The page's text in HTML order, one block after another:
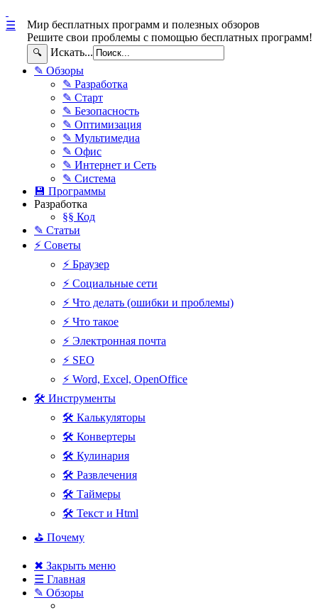
Мир бесплатных программ и полезных обзоров
Решите свои проблемы с помощью бесплатных программ!
🔍 Искать...
☰
✎ Обзоры
✎ Разработка
✎ Старт
✎ Безопасность
✎ Оптимизация
✎ Мультимедиа
✎ Офис
✎ Интернет и Сеть
✎ Система
💾 Программы
Разработка
§§ Код
✎ Статьи
⚡ Советы
⚡ Браузер
⚡ Социальные сети
⚡ Что делать (ошибки и проблемы)
⚡ Что такое
⚡ Электронная почта
⚡ SEO
⚡ Word, Excel, OpenOffice
🛠 Инструменты
🛠 Калькуляторы
🛠 Конвертеры
🛠 Кулинария
🛠 Развлечения
🛠 Таймеры
🛠 Текст и Html
⛳ Почему
✖ Закрыть меню
☰ Главная
✎ Обзоры